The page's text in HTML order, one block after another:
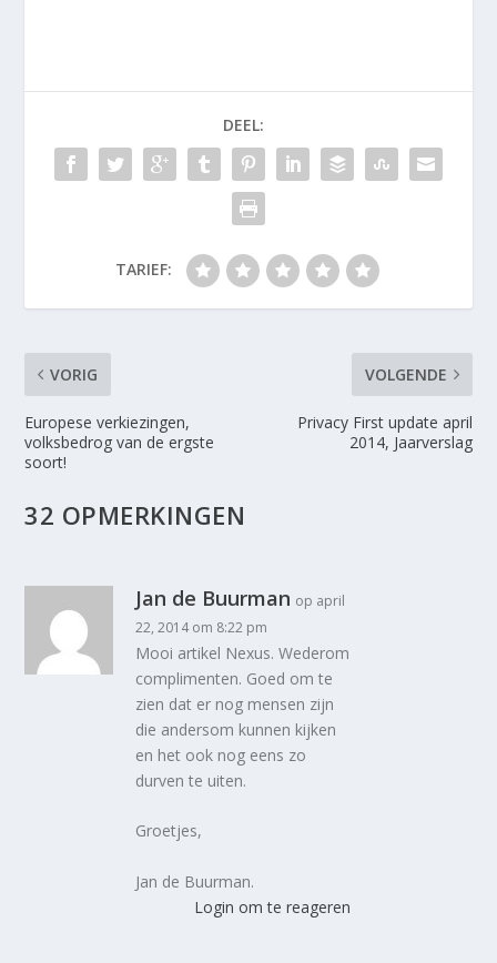
DEEL:
TARIEF:
VORIG
Europese verkiezingen,
volksbedrog van de ergste
soort!
VOLGENDE
Privacy First update april
2014, Jaarverslag
32 OPMERKINGEN
Jan de Buurman op april
22, 2014 om 8:22 pm
Mooi artikel Nexus. Wederom
complimenten. Goed om te
zien dat er nog mensen zijn
die andersom kunnen kijken
en het ook nog eens zo
durven te uiten.
Groetjes,
Jan de Buurman.
Login om te reageren